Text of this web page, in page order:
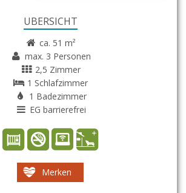
ÜBERSICHT
ca. 51 m²
max. 3 Personen
2,5 Zimmer
1 Schlafzimmer
1 Badezimmer
EG barrierefrei
Merken